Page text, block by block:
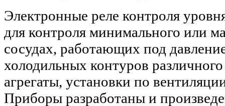
Электронные реле контроля
для контроля минимального или
сосудах, работающих под
холодильных контуров
агрегаты, установки по
Приборы разработаны и